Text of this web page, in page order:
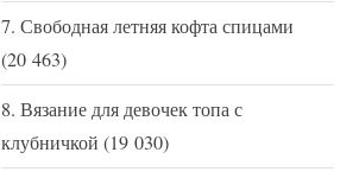
Свободная летняя кофта спицами
(20 463)
Вязание для девочек топа с
клубничкой (19 030)